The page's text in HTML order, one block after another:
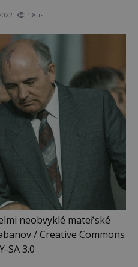
1.8tis
neobvyklé mateřské
/ Creative Commons
SA 3.0